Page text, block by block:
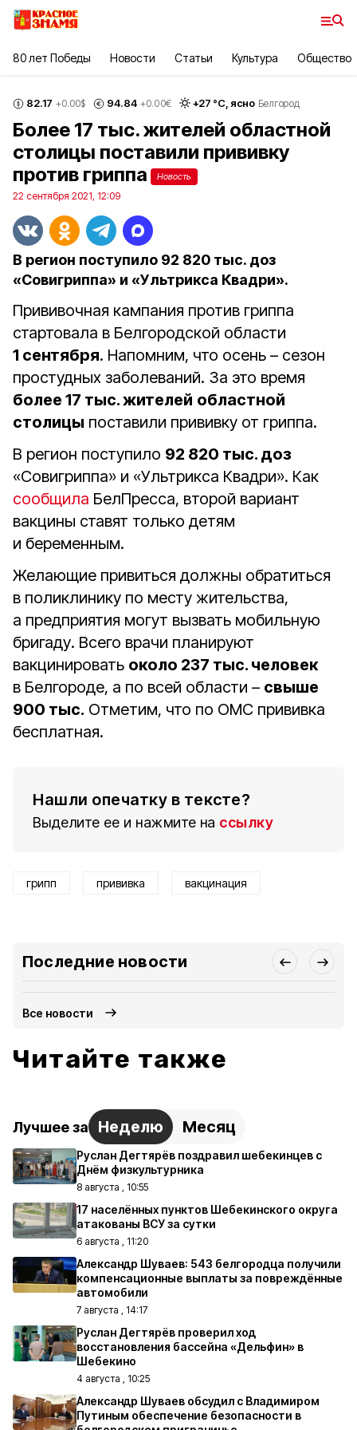
80 лет Победы Новости Статьи Культура Общество
82.17 +0.00$ 94.84 +0.00€ +27 °С, ясно Белгород
Более 17 тыс. жителей областной
столицы поставили прививку
против гриппа
Новость
22 сентября 2021, 12:09
В регион поступило 92 820 тыс. доз
«Совигриппа» и «Ультрикса Квадри».
Прививочная кампания против гриппа
стартовала в Белгородской области
1 сентября. Напомним, что осень – сезон
простудных заболеваний. За это время
более 17 тыс. жителей областной
столицы поставили прививку от гриппа.
В регион поступило 92 820 тыс. доз
«Совигриппа» и «Ультрикса Квадри». Как
сообщила БелПресса, второй вариант
вакцины ставят только детям
и беременным.
Желающие привиться должны обратиться
в поликлинику по месту жительства,
а предприятия могут вызвать мобильную
бригаду. Всего врачи планируют
вакцинировать около 237 тыс. человек
в Белгороде, а по всей области – свыше
900 тыс. Отметим, что по ОМС прививка
бесплатная.
Нашли опечатку в тексте?
Выделите ее и нажмите на ссылку
грипп прививка вакцинация
Последние новости
Все новости
Читайте также
Лучшее за Неделю Месяц
Руслан Дегтярёв поздравил шебекинцев с
Днём физкультурника
8 августа , 10:55
17 населённых пунктов Шебекинского округа
атакованы ВСУ за сутки
6 августа , 11:20
Александр Шуваев: 543 белгородца получили
компенсационные выплаты за повреждённые
автомобили
7 августа , 14:17
Руслан Дегтярёв проверил ход
восстановления бассейна «Дельфин» в
Шебекино
4 августа , 10:25
Александр Шуваев обсудил с Владимиром
Путиным обеспечение безопасности в